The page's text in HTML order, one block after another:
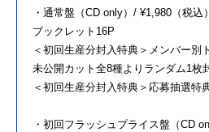
・通常盤（CD only）/ ¥1,980（税込
ブックレット16P
＜初回生産分封入特典＞メンバー別
未公開カット全8種よりランダム1枚
＜初回生産分封入特典＞応募抽選特
・初回フラッシュプライス盤（CD